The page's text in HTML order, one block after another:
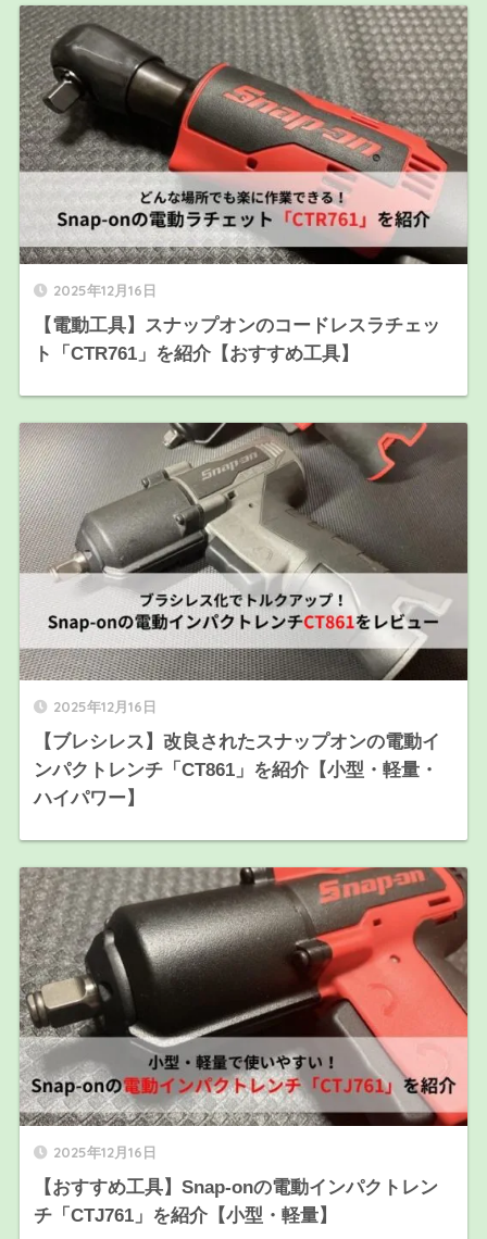
2025年12月16日
【電動工具】スナップオンのコードレスラチェッ
ト「CTR761」を紹介【おすすめ工具】
2025年12月16日
【ブレシレス】改良されたスナップオンの電動イ
ンパクトレンチ「CT861」を紹介【小型・軽量・
ハイパワー】
2025年12月16日
【おすすめ工具】Snap-onの電動インパクトレン
チ「CTJ761」を紹介【小型・軽量】